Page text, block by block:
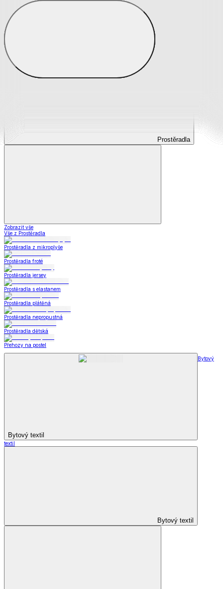
Prostěradla
Prostěradla
Zobrazit vše
Vše z Prostěradla
Prostěradla z mikroplyše
Prostěradla froté
Prostěradla jersey
Prostěradla s elastanem
Prostěradla plátěná
Prostěradla nepropustná
Prostěradla dětská
Přehozy na postel
Bytový textil
Bytový
textil
Bytový textil